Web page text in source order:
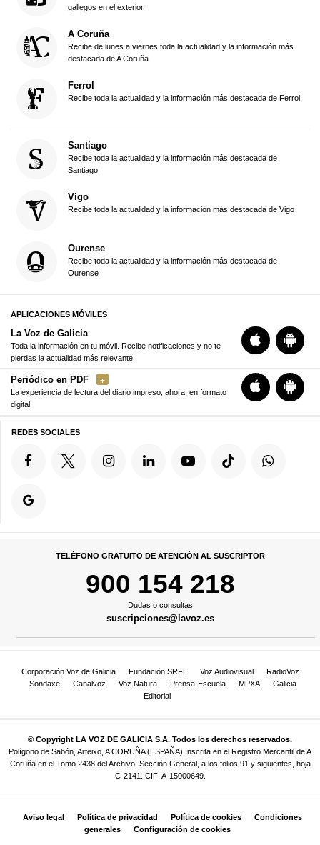
gallegos en el exterior
A Coruña
Recibe de lunes a viernes toda la actualidad y la información más
destacada de A Coruña
Ferrol
Recibe toda la actualidad y la información más destacada de Ferrol
Santiago
Recibe toda la actualidad y la información más destacada de
Santiago
Vigo
Recibe toda la actualidad y la información más destacada de Vigo
Ourense
Recibe toda la actualidad y la información más destacada de
Ourense
APLICACIONES MÓVILES
La Voz de Galicia
Toda la información en tu móvil. Recibe notificaciones y no te
pierdas la actualidad más relevante
Periódico en PDF
La experiencia de lectura del diario impreso, ahora, en formato
digital
REDES SOCIALES
TELÉFONO GRATUITO DE ATENCIÓN AL SUSCRIPTOR
900 154 218
Dudas o consultas
suscripciones@lavoz.es
Corporación Voz de Galicia Fundación SRFL Voz Audiovisual
RadioVoz
Sondaxe
Canalvoz Voz Natura Prensa-Escuela MPXA
Galicia
Editorial
© Copyright LA VOZ DE GALICIA S.A. Todos los derechos reservados.
Polígono de Sabón, Arteixo, A CORUÑA (ESPAÑA) Inscrita en el Registro Mercantil de A
Coruña en el Tomo 2438 del Archivo, Sección General, a los folios 91 y siguientes, hoja
C-2141. CIF: A-15000649.
Aviso legal Política de privacidad Política de cookies
Condiciones
generales
Configuración de cookies